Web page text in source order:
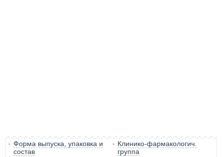
Форма выпуска, упаковка и
состав
Клинико-фармакологич.
группа